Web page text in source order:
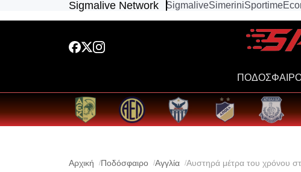
Sigmalive Network SigmaliveSimeriniSportime
Αρχική Ποδόσφαιρο Αγγλία Αυστηρά μέτρα του χρόνου